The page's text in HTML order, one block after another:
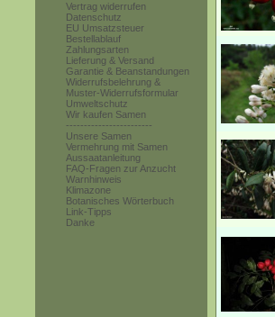
Vertrag widerrufen
Datenschutz
EU Umsatzsteuer
Bestellablauf
Zahlungsarten
Lieferung & Versand
Garantie & Beanstandungen
Widerrufsbelehrung &
Muster-Widerrufsformular
Umweltschutz
Wir kaufen Samen
------------------------
Unsere Samen
Vermehrung mit Samen
Aussaatanleitung
FAQ-Fragen zur Anzucht
Warnhinweis
Klimazone
Botanisches Wörterbuch
Link-Tipps
Danke